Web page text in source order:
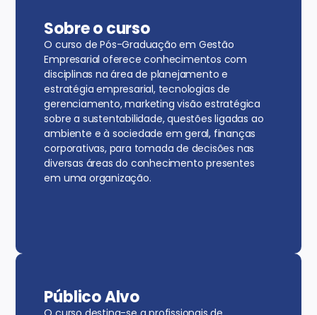
Sobre o curso
O curso de Pós-Graduação em Gestão
Empresarial oferece conhecimentos com
disciplinas na área de planejamento e
estratégia empresarial, tecnologias de
gerenciamento, marketing visão estratégica
sobre a sustentabilidade, questões ligadas ao
ambiente e à sociedade em geral, finanças
corporativas, para tomada de decisões nas
diversas áreas do conhecimento presentes
em uma organização.
Público Alvo